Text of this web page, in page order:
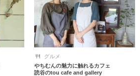
グルメ
やちむんの魅力に触れるカフェ
読谷のtou cafe and gallery